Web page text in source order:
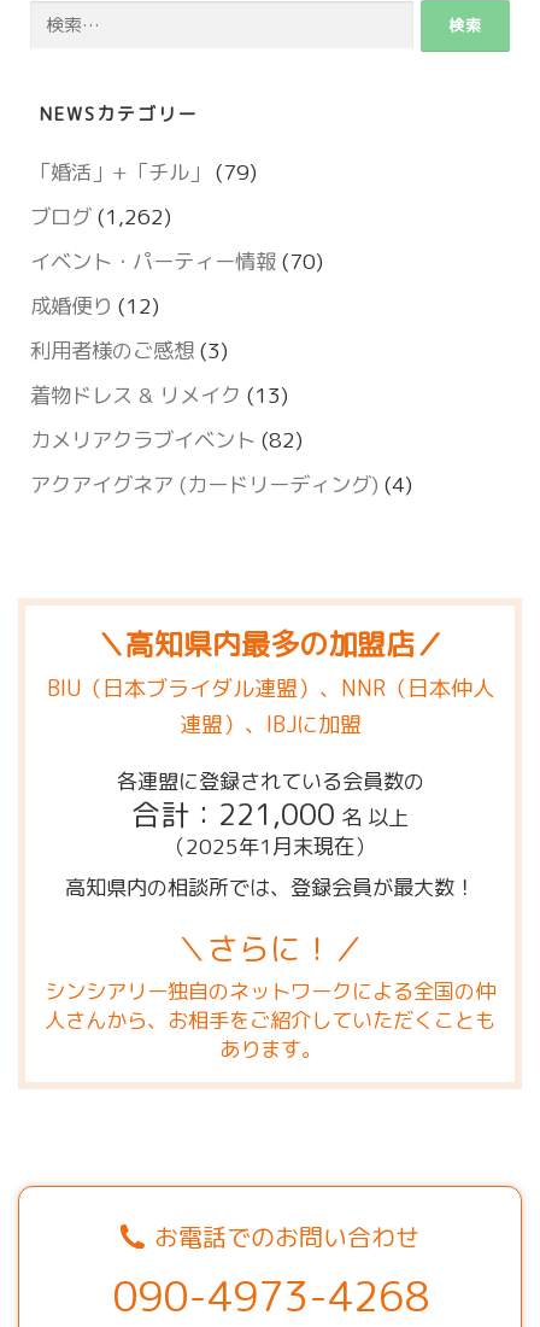
検
NEWSカテゴリー
「婚活」+「チル」 (79)
ブログ (1,262)
イベント・パーティー情報 (70)
成婚便り (12)
利用者様のご感想 (3)
着物ドレス & リメイク (13)
カメリアクラブイベント (82)
アクアイグネア (カードリーディング) (4)
＼高知県内最多の加盟店／
BIU（日本ブライダル連盟）、NNR（日本仲人
連盟）、IBJに加盟
各連盟に登録されている会員数の
合計：221,000 名 以上
（2025年1月末現在）
高知県内の相談所では、登録会員が最大数！
＼さらに！／
シンシアリー独自のネットワークによる全国の仲
人さんから、お相手をご紹介していただくことも
あります。
お電話でのお問い合わせ
090-4973-4268